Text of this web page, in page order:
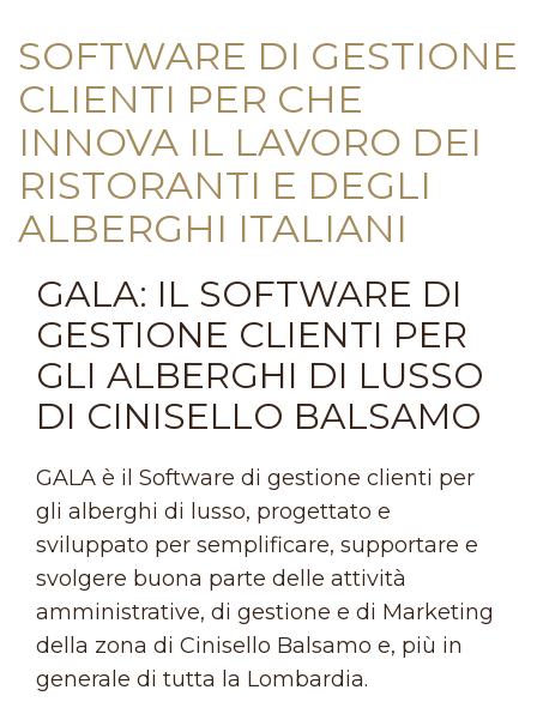
SOFTWARE DI GESTIONE
CLIENTI PER CHE
INNOVA IL LAVORO DEI
RISTORANTI E DEGLI
ALBERGHI ITALIANI
GALA: IL SOFTWARE DI
GESTIONE CLIENTI PER
GLI ALBERGHI DI LUSSO
DI CINISELLO BALSAMO
GALA è il Software di gestione clienti per
gli alberghi di lusso, progettato e
sviluppato per semplificare, supportare e
svolgere buona parte delle attività
amministrative, di gestione e di Marketing
della zona di Cinisello Balsamo e, più in
generale di tutta la Lombardia.